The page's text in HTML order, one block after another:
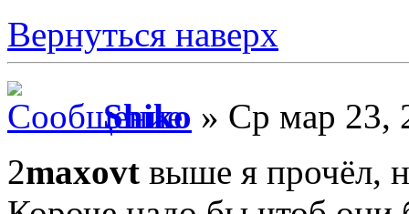
Вернуться наверх
Shiko » Ср мар 23,
2maxovt выше я прочёл,